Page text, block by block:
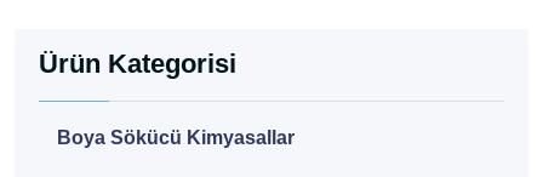
Ürün Kategorisi
Boya Sökücü Kimyasallar